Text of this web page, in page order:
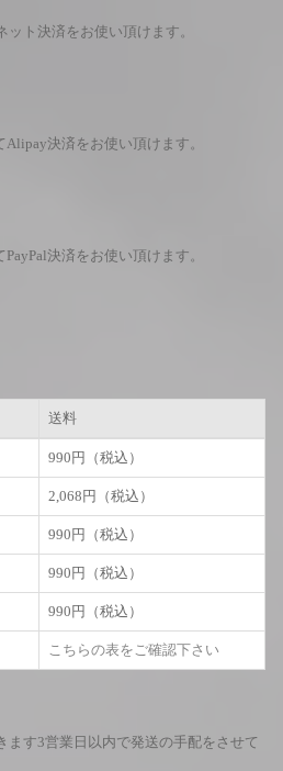
ト決済をお使い頂けます。
決済をお使い頂けます。
決済をお使い頂けます。
送料
990円（税込）
2,068円（税込）
990円（税込）
990円（税込）
990円（税込）
こちらの表をご確認下さい
ます3営業日以内で発送の手配をさせて